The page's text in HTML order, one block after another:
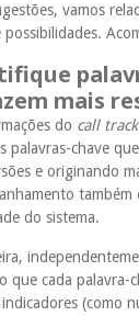
vamos
possibilidades.
mais
do call
palavras-chave
e originando
também
do sistema.
que cada palavra-
(como